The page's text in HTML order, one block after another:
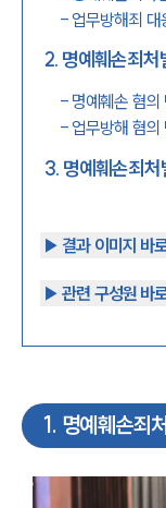
- 업무방해죄
2. 명예훼손죄처
- 명예훼손 혐의
- 업무방해 혐의
3. 명예훼손죄처
▶︎ 결과 이미지 바
▶︎ 관련 구성원 바
1 . 명예훼손죄